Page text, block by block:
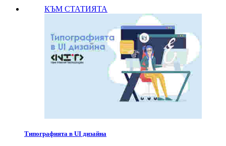
КЪМ СТАТИЯТА
Типографията в UI дизайна